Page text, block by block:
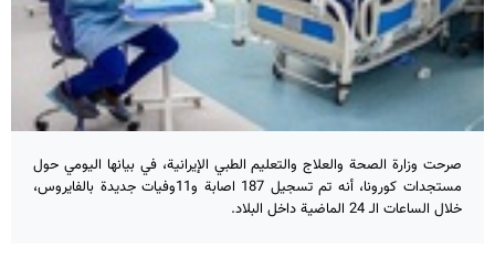
صرحت وزارة الصحة والعلاج والتعليم الطبي الإيرانية، في بيانها اليومي حول
مستجدات كورونا، أنه تم تسجيل 187 اصابة و11وفيات جديدة بالفايروس،
خلال الساعات الـ 24 الماضية داخل البلاد.